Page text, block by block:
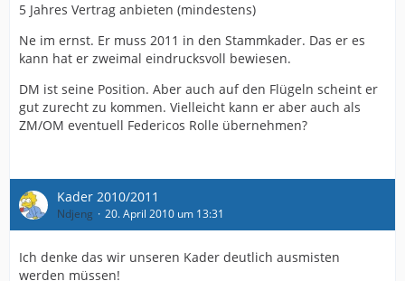
5 Jahres Vertrag anbieten (mindestens)
Ne im ernst. Er muss 2011 in den Stammkader. Das er es
kann hat er zweimal eindrucksvoll bewiesen.
DM ist seine Position. Aber auch auf den Flügeln scheint er
gut zurecht zu kommen. Vielleicht kann er aber auch als
ZM/OM eventuell Federicos Rolle übernehmen?
Kader 2010/2011
Ndjeng 20. April 2010 um 13:31
Ich denke das wir unseren Kader deutlich ausmisten
werden müssen!